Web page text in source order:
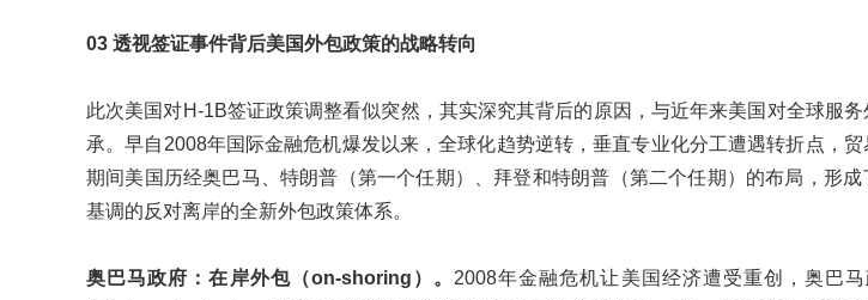
03 透视签证事件背后美国外包政策的战略转向
此次美国对H-1B签证政策调整看似突然，其实深究其背后的原因，与近年来美国对全球服
承。早自2008年国际金融危机爆发以来，全球化趋势逆转，垂直专业化分工遭遇转折点，
期间美国历经奥巴马、特朗普（第一个任期）、拜登和特朗普（第二个任期）的布局，形
基调的反对离岸的全新外包政策体系。
奥巴马政府：在岸外包（on-shoring）。 2008年金融危机让美国经济遭受重创，奥巴